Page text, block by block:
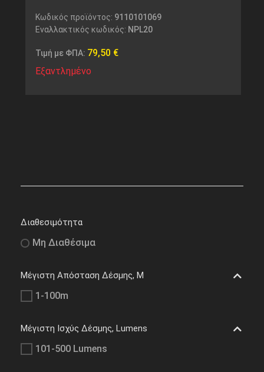
Κωδικός προϊόντος: 9110101069
Εναλλακτικός κωδικός: NPL20
Τιμή με ΦΠΑ: 79,50 €
Εξαντλημένο
Διαθεσιμότητα
Μη Διαθέσιμα
Μέγιστη Απόσταση Δέσμης, M
1-100m
Μέγιστη Ισχύς Δέσμης, Lumens
101-500 Lumens